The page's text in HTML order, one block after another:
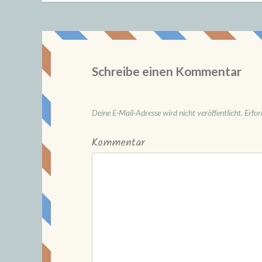
Schreibe einen Kommentar
Deine E-Mail-Adresse wird nicht veröffentlicht.
Kommentar